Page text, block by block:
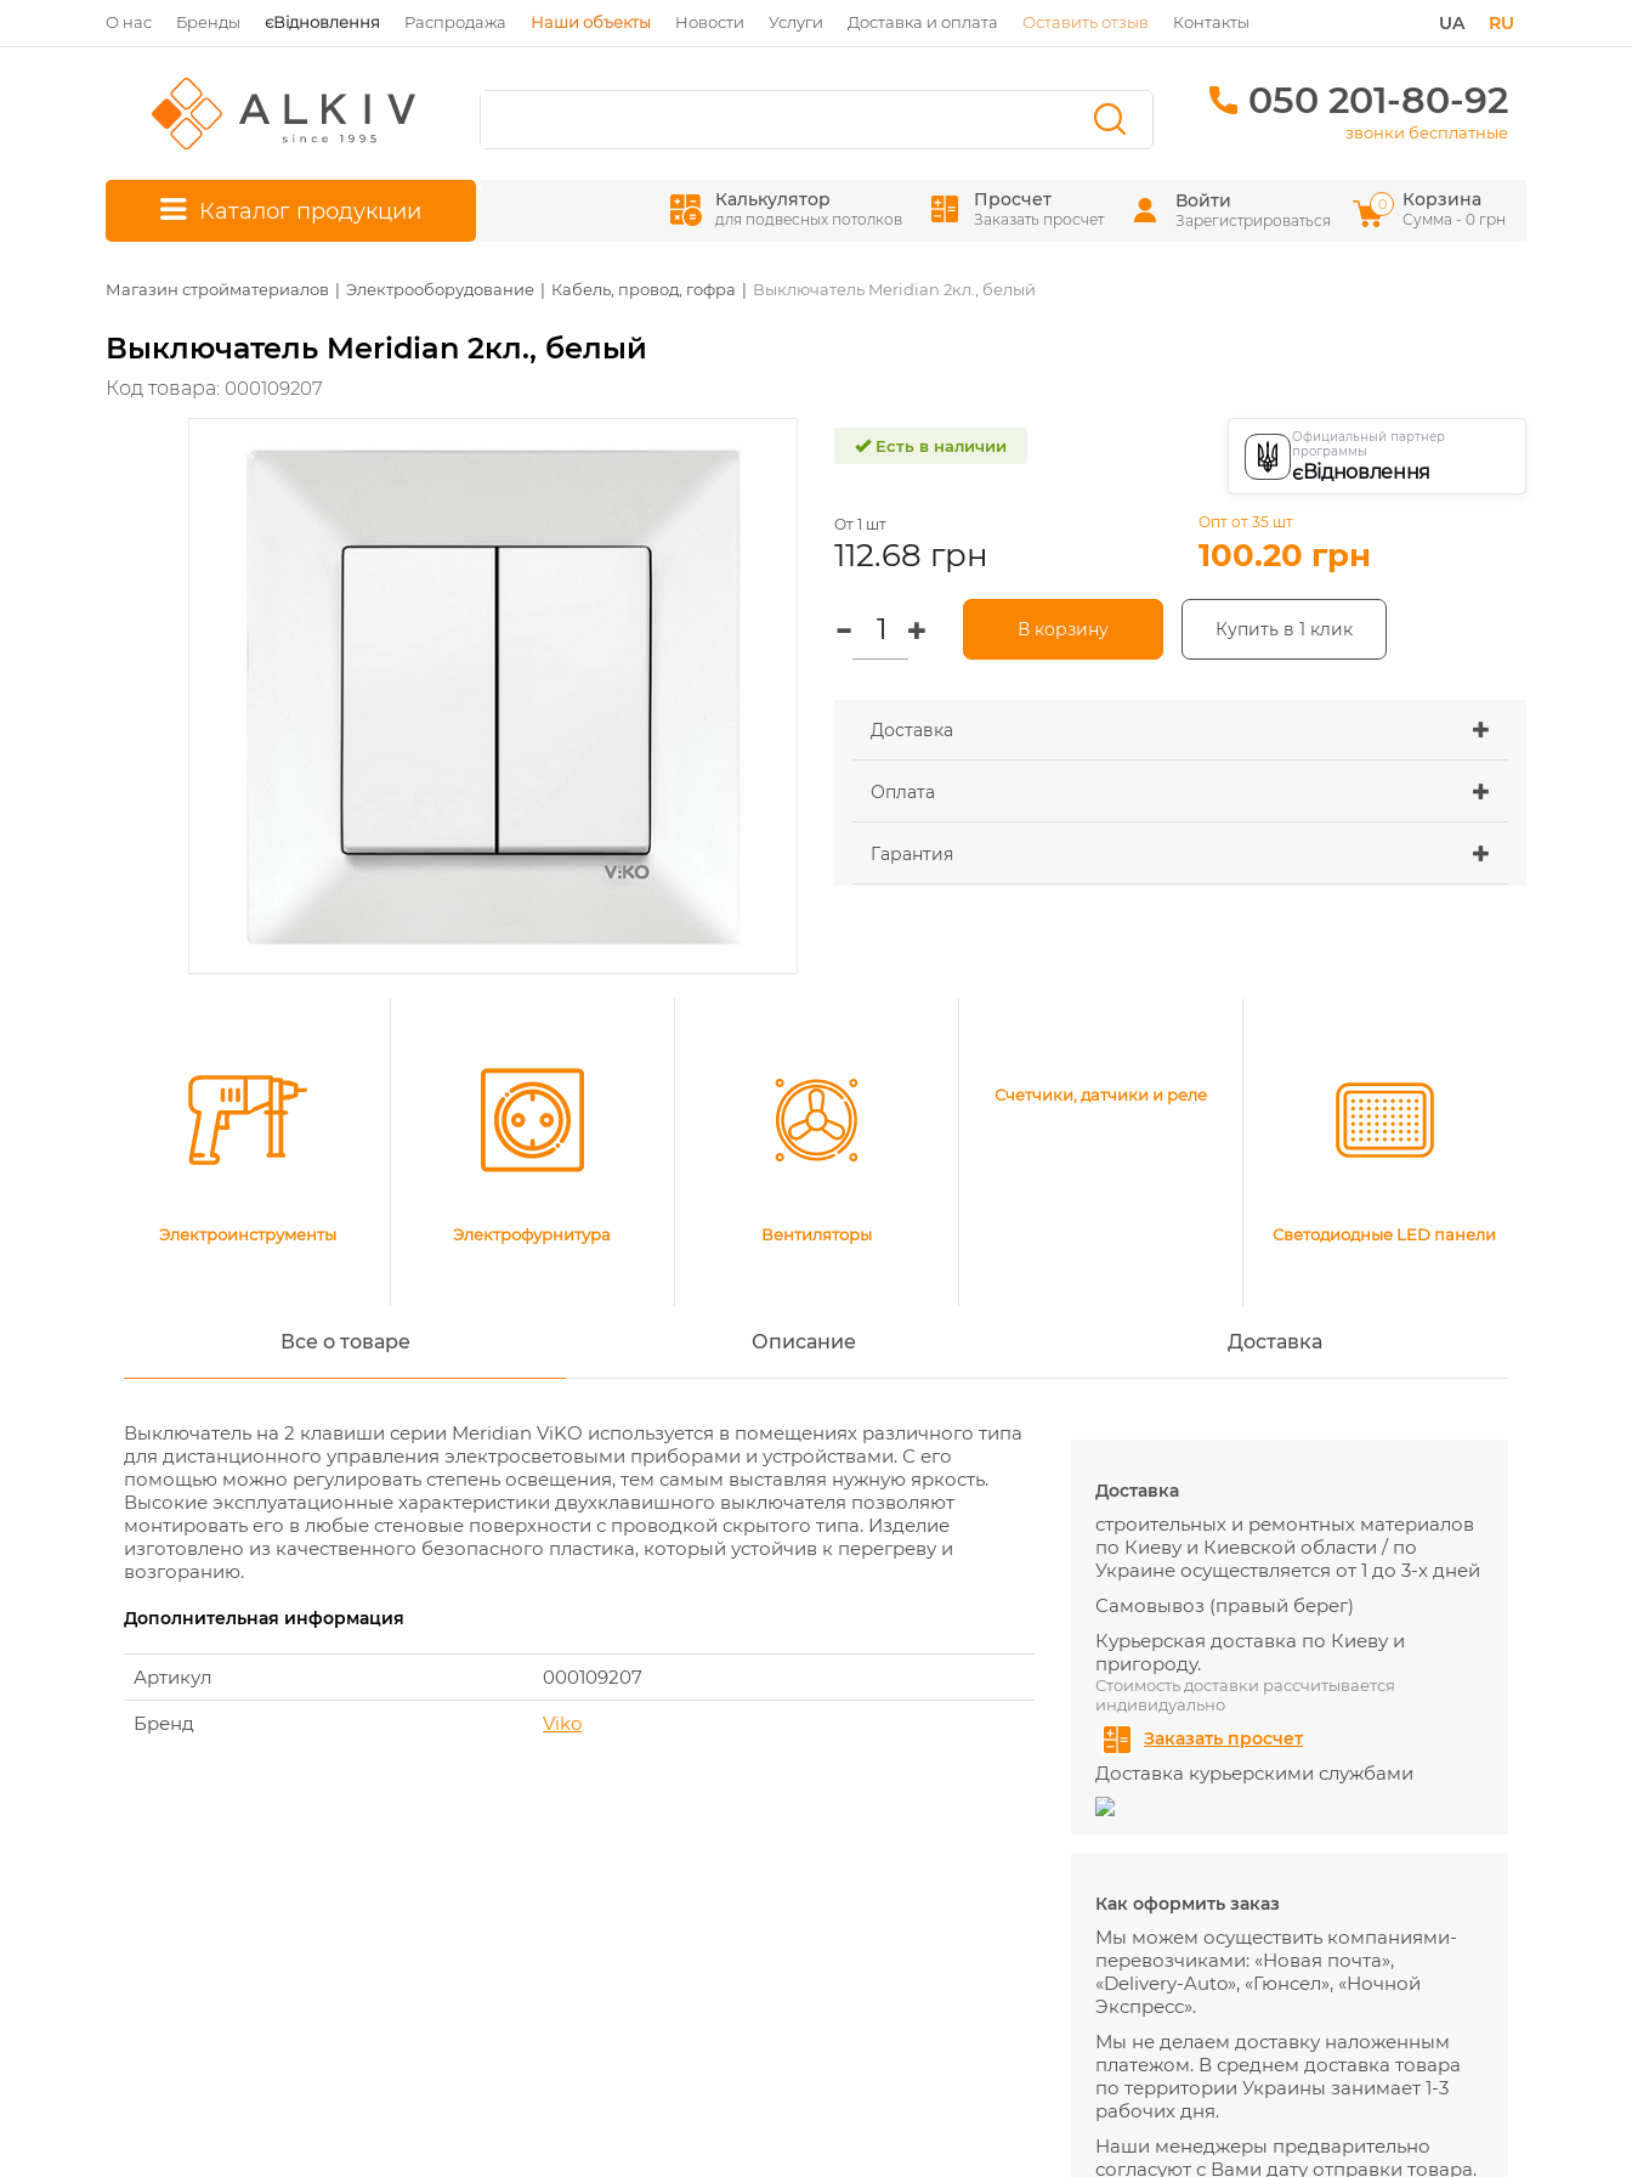
О нас Бренды єВідновлення Распродажа Наши объекты Новости Услуги Доставка и оплата Оставить отзыв Контакты RU
UA
050 201-80-92
звонки бесплатные
Каталог продукции Калькулятор
для подвесных потолков
Просчет
Заказать просчет
Войти
Зарегистрироваться
Корзина
Сумма - 0 грн
0
Магазин стройматериалов Электрооборудование Кабель, провод, гофра Выключатель Meridian 2кл., белый
Выключатель Meridian 2кл., белый
Код товара: 000109207
Есть в наличии
Официальный партнер
программы
єВідновлення
От 1 шт
112.68 грн
Опт от 35 шт
100.20 грн
В корзину Купить в 1 клик
Доставка
Оплата
Гарантия
Электроинструменты Электрофурнитура Вентиляторы
Счетчики, датчики и реле
Светодиодные LED панели
Все о товаре Описание Доставка
Выключатель на 2 клавиши серии Meridian ViKO используется в помещениях различного типа
для дистанционного управления электросветовыми приборами и устройствами. С его
помощью можно регулировать степень освещения, тем самым выставляя нужную яркость.
Высокие эксплуатационные характеристики двухклавишного выключателя позволяют
монтировать его в любые стеновые поверхности с проводкой скрытого типа. Изделие
изготовлено из качественного безопасного пластика, который устойчив к перегреву и
возгоранию.
Дополнительная информация
Артикул
000109207
Бренд
Viko
Доставка
строительных и ремонтных материалов
по Киеву и Киевской области / по
Украине осуществляется от 1 до 3-х дней
Самовывоз (правый берег)
Курьерская доставка по Киеву и
пригороду.
Стоимость доставки рассчитывается
индивидуально
Заказать просчет
Доставка курьерскими службами
Как оформить заказ
Мы можем осуществить компаниями-
перевозчиками: «Новая почта»,
«Delivery-Auto», «Гюнсел», «Ночной
Экспресс».
Мы не делаем доставку наложенным
платежом. В среднем доставка товара
по территории Украины занимает 1-3
рабочих дня.
Наши менеджеры предварительно
согласуют с Вами дату отправки товара.